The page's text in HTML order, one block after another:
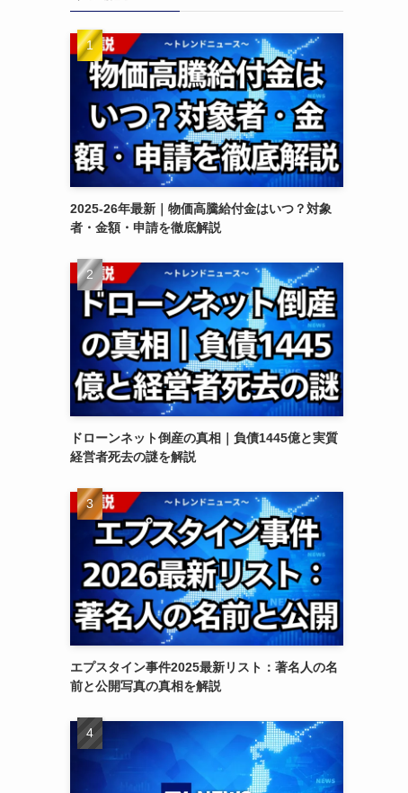
2025-26年最新｜物価高騰給付金はいつ？対象
者・金額・申請を徹底解説
ドローンネット倒産の真相｜負債1445億と実質
経営者死去の謎を解説
エプスタイン事件2025最新リスト：著名人の名
前と公開写真の真相を解説